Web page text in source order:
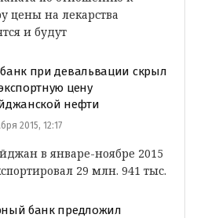
цены на лекарства
и будут
при девальвации скрыл
цену
нефти
2015, 12:17
в январе-ноябре 2015
29 млн. 941 тыс.
банк предложил